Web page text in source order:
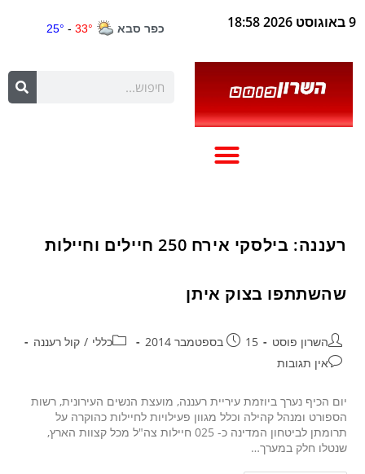
9 באוגוסט 2026 18:58
רעננה: בילסקי אירח 250 חיילים וחיילות
שהשתתפו בצוק איתן
השרון פוסט 15 בספטמבר 2014 כללי / קול רעננה
אין תגובות
יום הכיף נערך ביוזמת עיריית רעננה, מועצת הנשים העירונית, רשות
הספורט ומנהל קהילה וכלל מגוון פעילויות לחיילות כהוקרה על
תרומתן לביטחון המדינה כ- 025 חיילות צה"ל מכל קצוות הארץ,
שנטלו חלק במערך…